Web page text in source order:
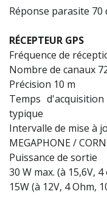
Réponse parasite 70
RÉCEPTEUR GPS
Fréquence de
Nombre de canaux
Précision 10 m
Temps
typique
Intervalle de mise à
MEGAPHONE /
Puissance de sortie
30 W max. (à 15,6V,
15W (à 12V, 4 Ohm,